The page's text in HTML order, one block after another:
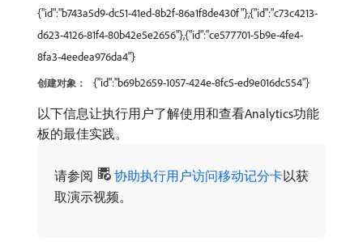
{"id":"b743a5d9-dc51-41ed-8b2f-86a1f8de430f"},{"id":"c73c4213-
d623-4126-81f4-80b42e5e2656"},{"id":"ce577701-5b9e-4fe4-
8fa3-4eedea976da4"}
创建对象： {"id":"b69b2659-1057-424e-8fc5-ed9e016dc554"}
以下信息让执行用户了解使用和查看Analytics功能
板的最佳实践。
请参阅 协助执行用户访问移动记分卡以获
取演示视频。